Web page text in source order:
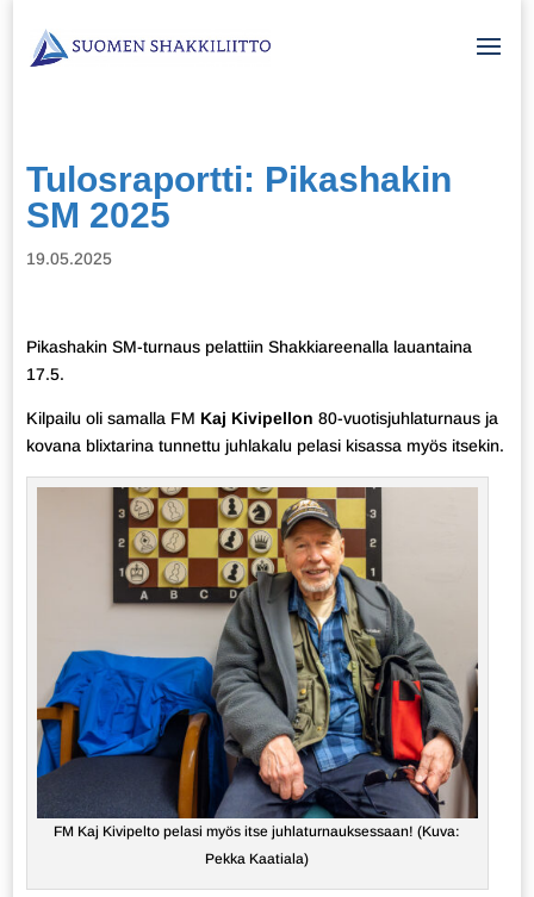
Tulosraportti: Pikashakin
SM 2025
19.05.2025
Pikashakin SM-turnaus pelattiin Shakkiareenalla lauantaina
17.5.
Kilpailu oli samalla FM Kaj Kivipellon 80-vuotisjuhlaturnaus ja
kovana blixtarina tunnettu juhlakalu pelasi kisassa myös itsekin.
FM Kaj Kivipelto pelasi myös itse juhlaturnauksessaan! (Kuva:
Pekka Kaatiala)